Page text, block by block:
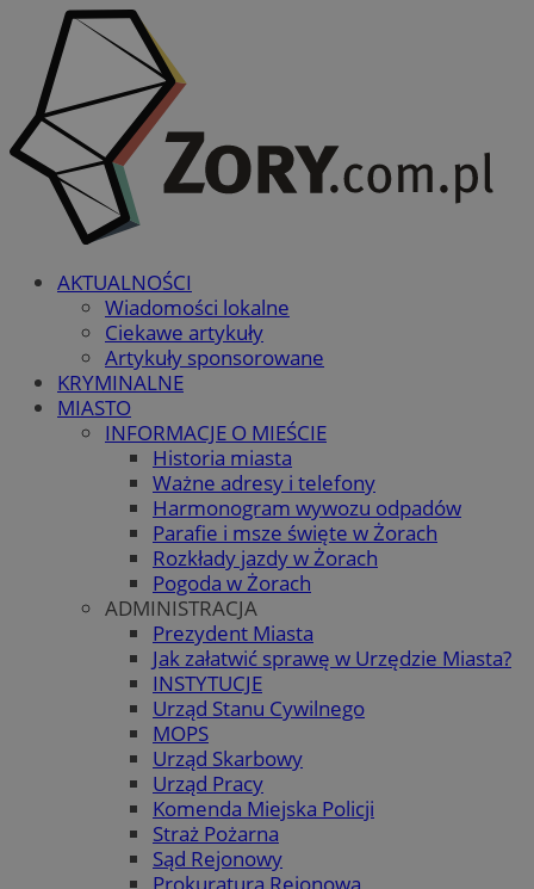
AKTUALNOŚCI
Wiadomości lokalne
Ciekawe artykuły
Artykuły sponsorowane
KRYMINALNE
MIASTO
INFORMACJE O MIEŚCIE
Historia miasta
Ważne adresy i telefony
Harmonogram wywozu odpadów
Parafie i msze święte w Żorach
Rozkłady jazdy w Żorach
Pogoda w Żorach
ADMINISTRACJA
Prezydent Miasta
Jak załatwić sprawę w Urzędzie Miasta?
INSTYTUCJE
Urząd Stanu Cywilnego
MOPS
Urząd Skarbowy
Urząd Pracy
Komenda Miejska Policji
Straż Pożarna
Sąd Rejonowy